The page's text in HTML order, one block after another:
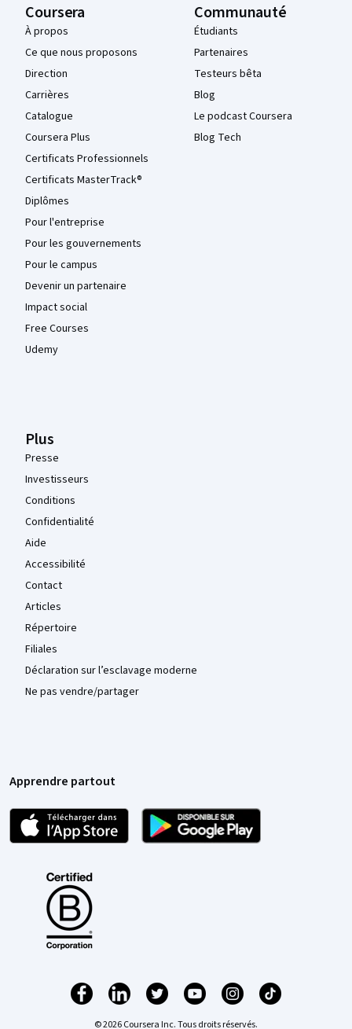
Coursera
À propos
Ce que nous proposons
Direction
Carrières
Catalogue
Coursera Plus
Certificats Professionnels
Certificats MasterTrack®
Diplômes
Pour l'entreprise
Pour les gouvernements
Pour le campus
Devenir un partenaire
Impact social
Free Courses
Udemy
Communauté
Étudiants
Partenaires
Testeurs bêta
Blog
Le podcast Coursera
Blog Tech
Plus
Presse
Investisseurs
Conditions
Confidentialité
Aide
Accessibilité
Contact
Articles
Répertoire
Filiales
Déclaration sur l’esclavage moderne
Ne pas vendre/partager
Apprendre partout
© 2026 Coursera Inc. Tous droits réservés.